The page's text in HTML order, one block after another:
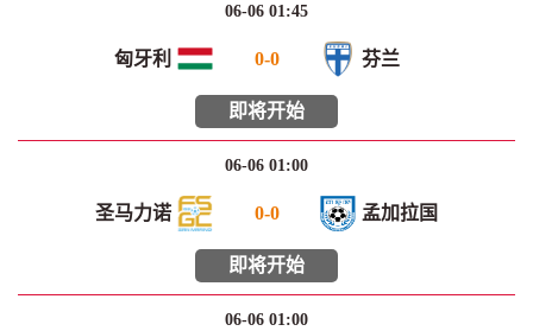
06-06 01:45
匈牙利 0-0 芬兰
即将开始
06-06 01:00
圣马力诺 0-0 孟加拉国
即将开始
06-06 01:00